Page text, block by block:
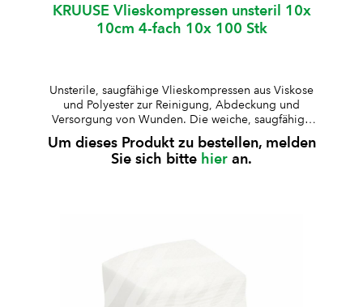
KRUUSE Vlieskompressen unsteril 10x
10cm 4-fach 10x 100 Stk
Unsterile, saugfähige Vlieskompressen aus Viskose
und Polyester zur Reinigung, Abdeckung und
Versorgung von Wunden. Die weiche, saugfähige
Struktur ermöglicht eine zuverlässige Aufnahme von
Flüssigkeiten. unsteril4-fach gelegtsterilisierbaraus
50 % Viskose und 50 % Polyesterweich und
Um dieses Produkt zu bestellen, melden
Sie sich bitte hier an.